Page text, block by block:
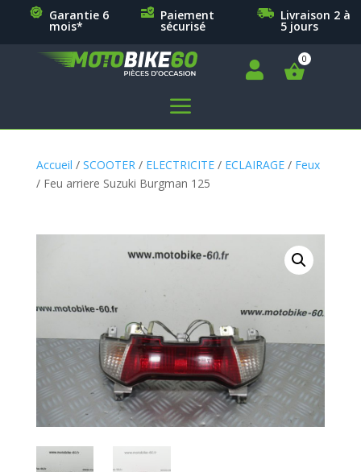
Garantie 6
mois*
Paiement
sécurisé
Livraison 2 à
5 jours

a
Accueil / SCOOTER / ELECTRICITE/ ECLAIRAGE/ Feux
/ Feu arriere Suzuki Burgman 125